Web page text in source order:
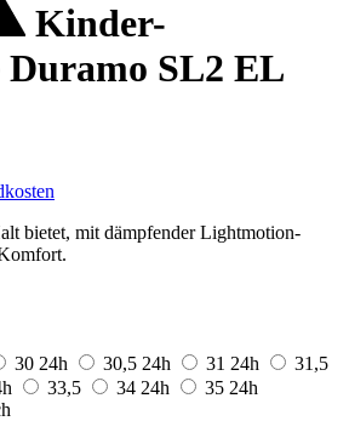
Kinder-
Duramo SL2 EL
bietet, mit dämpfender Lightmotion-
30 24h 30,5 24h 31 24h
31,5
33,5 34 24h 35 24h